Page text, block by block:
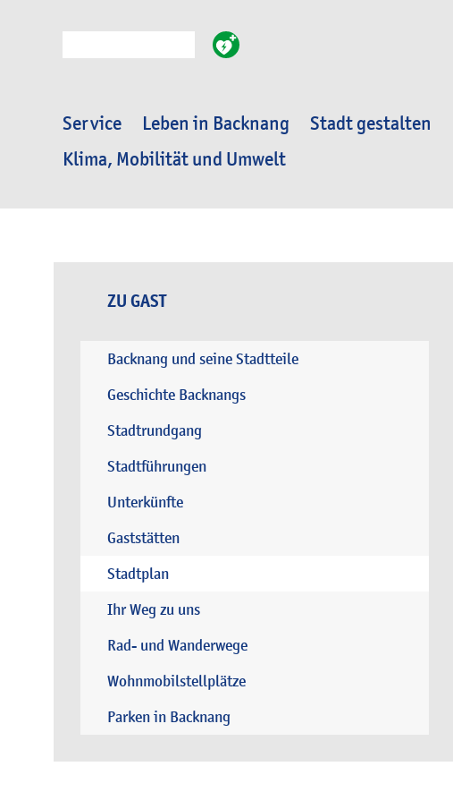
Service Leben in Backnang Stadt gestalten
Klima, Mobilität und Umwelt
ZU GAST
Backnang und seine Stadtteile
Geschichte Backnangs
Stadtrundgang
Stadtführungen
Unterkünfte
Gaststätten
Stadtplan
Ihr Weg zu uns
Rad- und Wanderwege
Wohnmobilstellplätze
Parken in Backnang